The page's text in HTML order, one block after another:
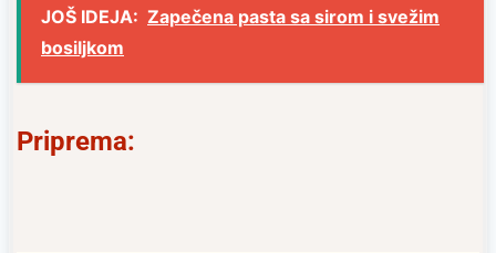
JOŠ IDEJA: Zapečena pasta sa sirom i svežim
bosiljkom
Priprema: